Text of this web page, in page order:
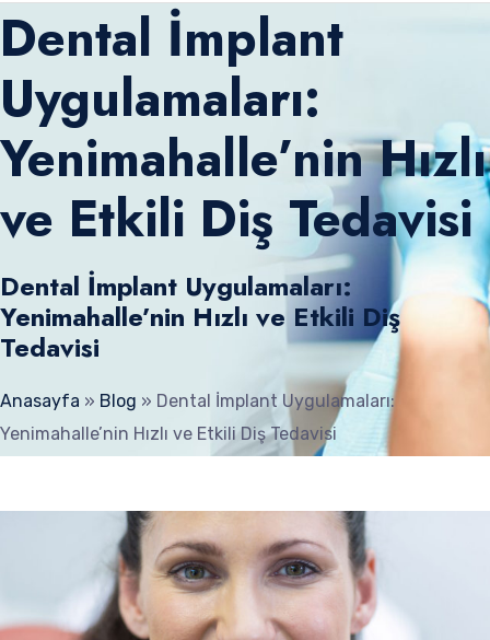
Dental İmplant
Uygulamaları:
Yenimahalle’nin Hızlı
ve Etkili Diş Tedavisi
Dental İmplant Uygulamaları:
Yenimahalle’nin Hızlı ve Etkili Diş
Tedavisi
Anasayfa » Blog » Dental İmplant Uygulamaları:
Yenimahalle’nin Hızlı ve Etkili Diş Tedavisi